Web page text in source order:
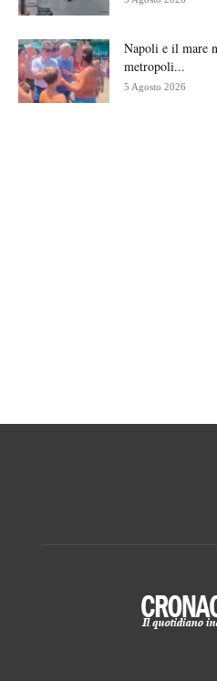
Napoli e il mare
metropoli...
5 Agosto 2026